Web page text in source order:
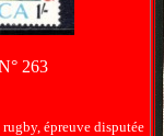
263
épreuve disputée